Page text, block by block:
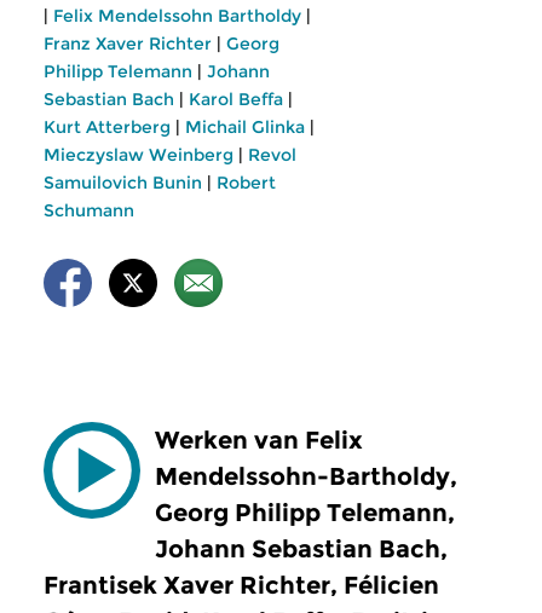
| Felix Mendelssohn Bartholdy |
Franz Xaver Richter | Georg
Philipp Telemann | Johann
Sebastian Bach | Karol Beffa |
Kurt Atterberg | Michail Glinka |
Mieczyslaw Weinberg | Revol
Samuilovich Bunin | Robert
Schumann
Werken van Felix
Mendelssohn-Bartholdy,
Georg Philipp Telemann,
Johann Sebastian Bach,
Frantisek Xaver Richter, Félicien